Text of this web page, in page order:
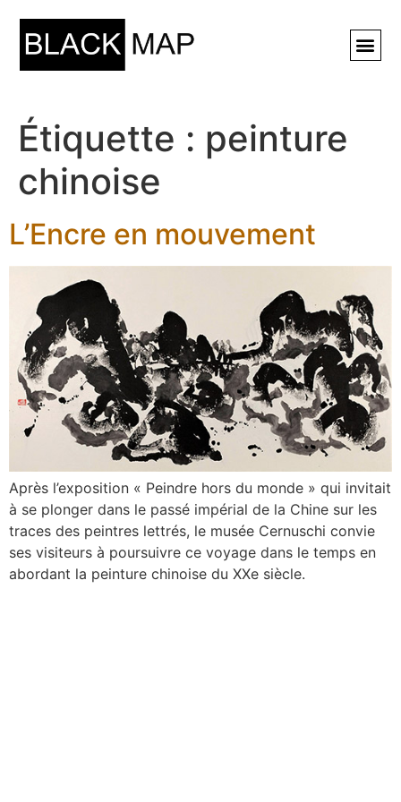
Étiquette : peinture
chinoise
L’Encre en mouvement
Après l’exposition « Peindre hors du monde » qui invitait
à se plonger dans le passé impérial de la Chine sur les
traces des peintres lettrés, le musée Cernuschi convie
ses visiteurs à poursuivre ce voyage dans le temps en
abordant la peinture chinoise du XXe siècle.